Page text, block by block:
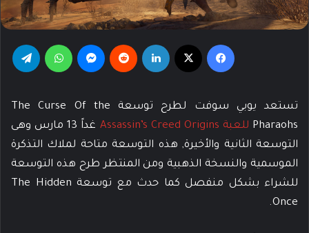
تستعد يوبي سوفت لطرح توسعة The Curse Of the
Pharaohs للعبة Assassin’s Creed Origins
غداً 13 مارس وهى
التوسعة الثانية والأخيرة, هذه التوسعة متاحة لملاك التذكرة
الموسمية والنسخة الذهبية ومن المنتظر طرح هذه التوسعة
للشراء بشكل منفصل كما حدث مع توسعة The Hidden
Once.